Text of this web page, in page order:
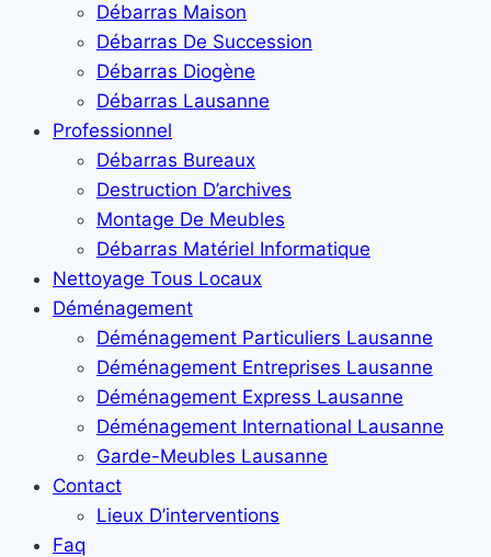
Débarras Maison
Débarras De Succession
Débarras Diogène
Débarras Lausanne
Professionnel
Débarras Bureaux
Destruction D’archives
Montage De Meubles
Débarras Matériel Informatique
Nettoyage Tous Locaux
Déménagement
Déménagement Particuliers Lausanne
Déménagement Entreprises Lausanne
Déménagement Express Lausanne
Déménagement International Lausanne
Garde-Meubles Lausanne
Contact
Lieux D’interventions
Faq